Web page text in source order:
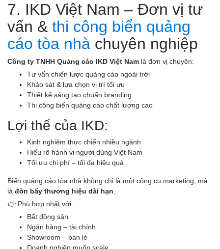
7. IKD Việt Nam – Đơn vị tư
vấn & thi công biển quảng
cáo tòa nhà chuyên nghiệp
Công ty TNHH Quảng cáo IKD Việt Nam là đơn vị chuyên:
Tư vấn chiến lược quảng cáo ngoài trời
Khảo sát & lựa chọn vị trí tối ưu
Thiết kế sáng tạo chuẩn branding
Thi công biển quảng cáo chất lượng cao
Lợi thế của IKD:
Kinh nghiệm thực chiến nhiều ngành
Hiểu rõ hành vi người dùng Việt Nam
Tối ưu chi phí – tối đa hiệu quả
Biển quảng cáo tòa nhà không chỉ là một công cụ marketing, mà
là đòn bẩy thương hiệu dài hạn
👉 Phù hợp nhất với:
Bất động sản
Ngân hàng – tài chính
Showroom – bán lẻ